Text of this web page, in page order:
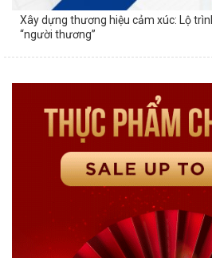
Xây dựng thương hiệu cảm xúc: Lộ
“người thương”